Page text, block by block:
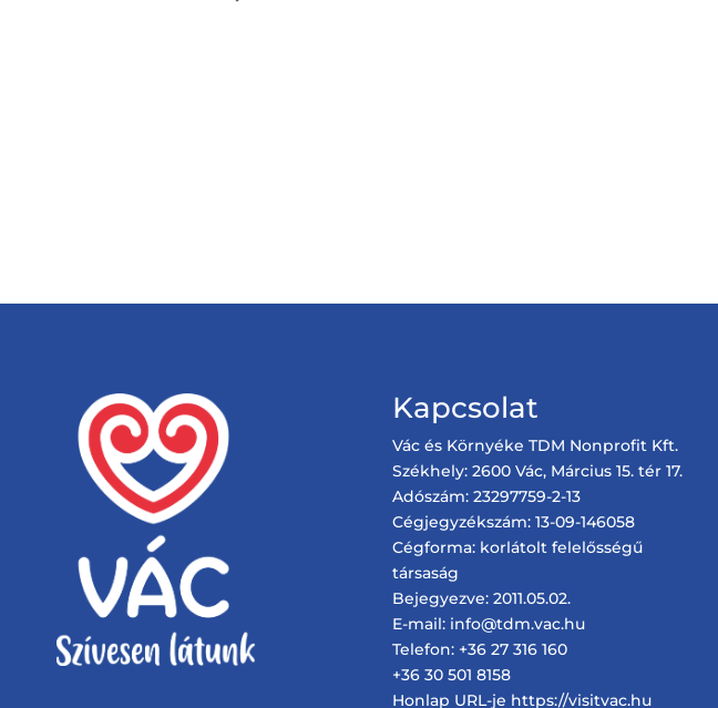
Kapcsolat
Vác és Környéke TDM Nonprofit Kft.
Székhely: 2600 Vác, Március 15. tér 17.
Adószám: 23297759-2-13
Cégjegyzékszám: 13-09-146058
Cégforma: korlátolt felelősségű
társaság
Bejegyezve: 2011.05.02.
E-mail: info@tdm.vac.hu
Telefon: +36 27 316 160
+36 30 501 8158
Honlap URL-je https://visitvac.hu